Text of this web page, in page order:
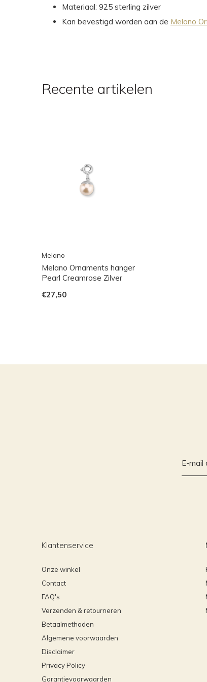
Materiaal: 925 sterling zilver
Kan bevestigd worden aan de Melano
Recente artikelen
Melano
Melano Ornaments hanger
Pearl Creamrose Zilver
€27,50
Klantenservice
Onze winkel
Contact
FAQ's
Verzenden & retourneren
Betaalmethoden
Algemene voorwaarden
Disclaimer
Privacy Policy
Garantievoorwaarden